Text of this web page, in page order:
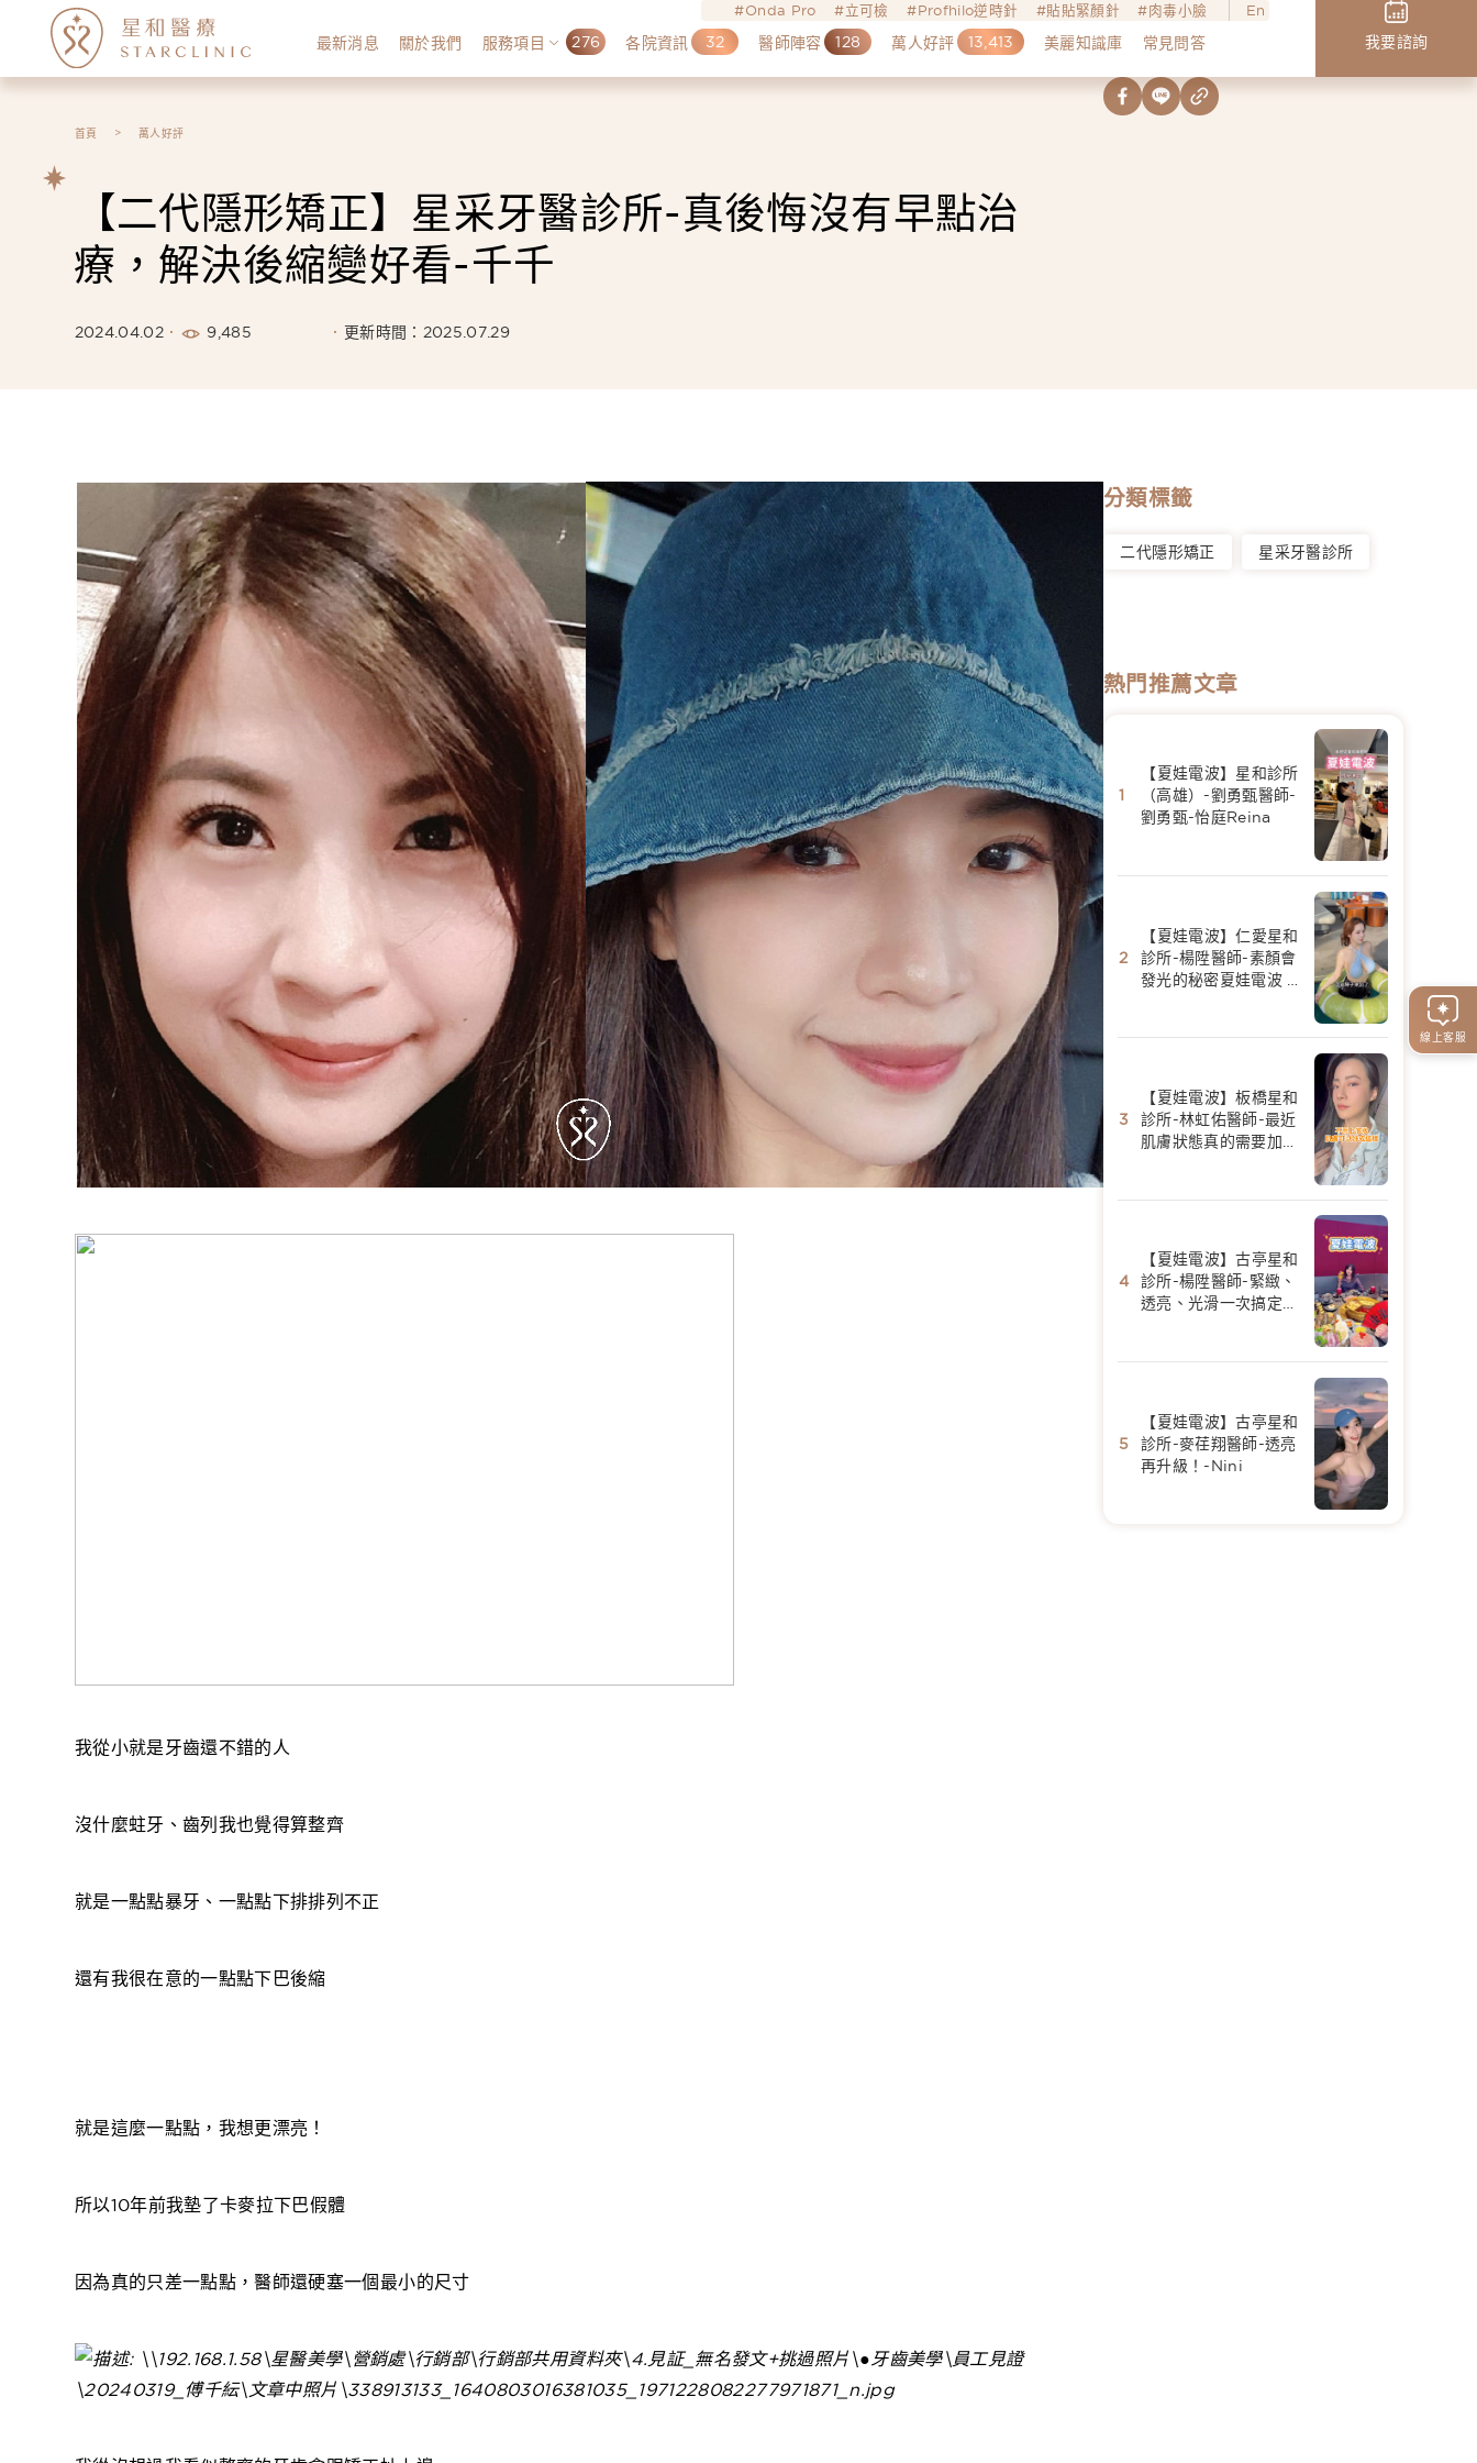
線上客服
Onda Pro 立可檢 Profhilo逆時針 貼貼緊顏針 肉毒小臉 En
最新消息 關於我們 服務項目 276 各院資訊 32 醫師陣容 128 萬人好評 13,413 美麗知識庫 常見問答 我要諮詢
首頁 萬人好評
【二代隱形矯正】星采牙醫診所-真後悔沒有早點治
療，解決後縮變好看-千千
2024.04.02 9,485 更新時間：2025.07.29
我從小就是牙齒還不錯的人
沒什麼蛀牙、齒列我也覺得算整齊
就是一點點暴牙、一點點下排排列不正
還有我很在意的一點點下巴後縮
就是這麼一點點，我想更漂亮！
所以10年前我墊了卡麥拉下巴假體
因為真的只差一點點，醫師還硬塞一個最小的尺寸
分類標籤
二代隱形矯正 星采牙醫診所
熱門推薦文章
【夏娃電波】星和診所
（高雄）-劉勇甄醫師-
劉勇甄-怡庭Reina
【夏娃電波】仁愛星和
診所-楊陞醫師-素顏會
發光的秘密夏娃電波 -
【夏娃電波】板橋星和
診所-林虹佑醫師-最近
肌膚狀態真的需要加強
【夏娃電波】古亭星和
診所-楊陞醫師-緊緻、
透亮、光滑一次搞定｜
【夏娃電波】古亭星和
診所-麥荏翔醫師-透亮
再升級！-Nini